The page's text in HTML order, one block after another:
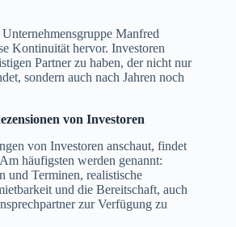
Manfred
Kontinuität hervor. Investoren
Partner zu haben, der nicht nur
sondern auch nach Jahren noch
von Investoren
von Investoren anschaut, findet
häufigsten werden genannt:
und Terminen, realistische
und die Bereitschaft, auch
zur Verfügung zu